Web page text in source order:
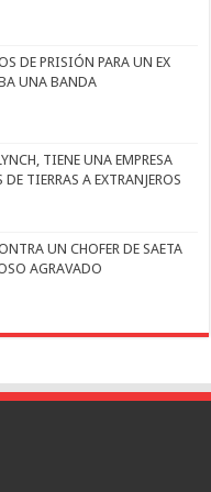
DE PRISIÓN PARA UN EX
UNA BANDA
TIENE UNA EMPRESA
TIERRAS A EXTRANJEROS
UN CHOFER DE SAETA
AGRAVADO